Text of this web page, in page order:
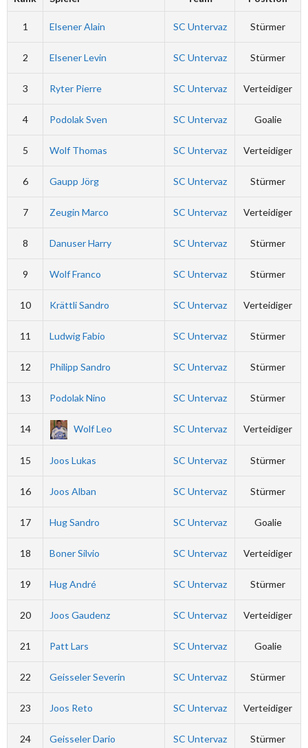
1 Elsener Alain SC Untervaz Stürmer
2 Elsener Levin SC Untervaz Stürmer
3 Ryter Pierre SC Untervaz Verteidiger
4 Podolak Sven SC Untervaz Goalie
5 Wolf Thomas SC Untervaz Verteidiger
6 Gaupp Jörg SC Untervaz Stürmer
7 Zeugin Marco SC Untervaz Verteidiger
8 Danuser Harry SC Untervaz Stürmer
9 Wolf Franco SC Untervaz Stürmer
10 Krättli Sandro SC Untervaz Verteidiger
11 Ludwig Fabio SC Untervaz Stürmer
12 Philipp Sandro SC Untervaz Stürmer
13 Podolak Nino SC Untervaz Stürmer
14 Wolf Leo SC Untervaz Verteidiger
15 Joos Lukas SC Untervaz Stürmer
16 Joos Alban SC Untervaz Stürmer
17 Hug Sandro SC Untervaz Goalie
18 Boner Silvio SC Untervaz Verteidiger
19 Hug André SC Untervaz Stürmer
20 Joos Gaudenz SC Untervaz Verteidiger
21 Patt Lars SC Untervaz Goalie
22 Geisseler Severin SC Untervaz Stürmer
23 Joos Reto SC Untervaz Verteidiger
24 Geisseler Dario SC Untervaz Stürmer